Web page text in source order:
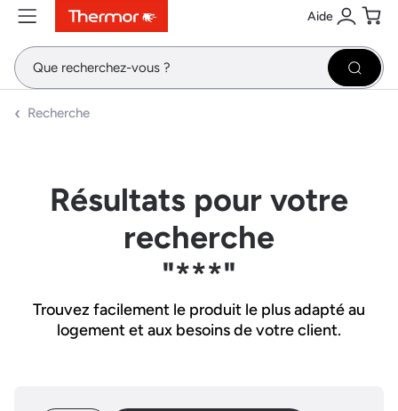
ContenuMenuRecherche Aide
Se
Recherche
Résultats pour votre
recherche
"***"
Trouvez facilement le produit le plus adapté au
logement et aux besoins de votre client.